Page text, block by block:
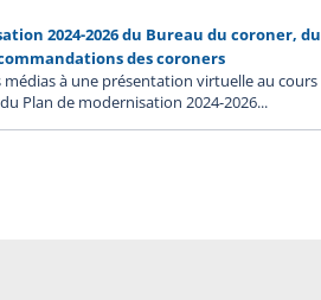
2024-2026 du Bureau du coroner, du
des coroners
à une présentation virtuelle au cours
Plan de modernisation 2024-2026...